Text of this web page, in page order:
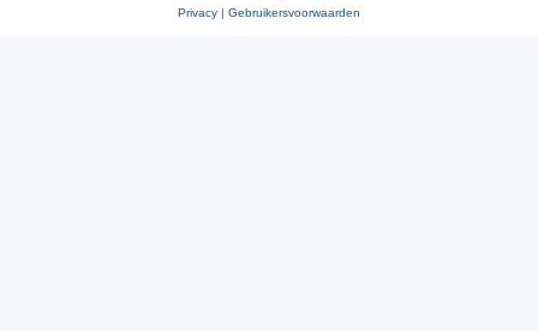
Privacy | Gebruikersvoorwaarden